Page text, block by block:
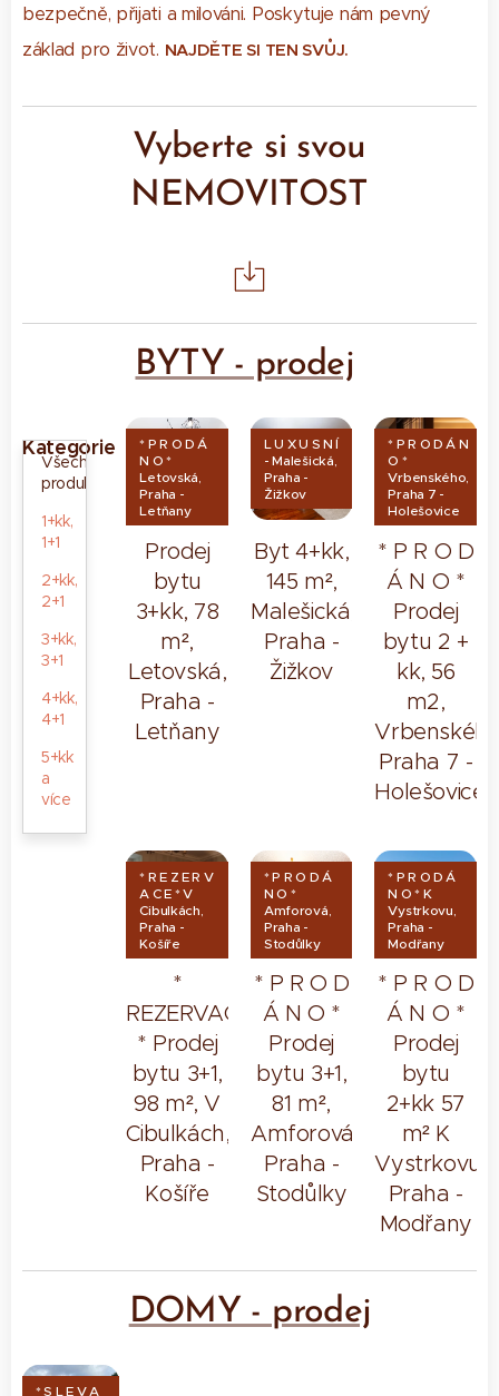
bezpečně, přijati a milováni. Poskytuje nám pevný
základ pro život. NAJDĚTE SI TEN SVŮJ.
Vyberte si svou
NEMOVITOST
BYTY - prodej
Kategorie
Všechny
produkty
1+kk,
1+1
2+kk,
2+1
3+kk,
3+1
4+kk,
4+1
5+kk
a
více
Prodej
bytu
3+kk, 78
m²,
Letovská,
Praha -
Letňany
* P R O D Á
N O *
Letovská,
Praha -
Letňany
Byt 4+kk,
145 m²,
Malešická,
Praha -
Žižkov
L U X U S N Í
- Malešická,
Praha -
Žižkov
* P R O D
Á N O *
Prodej
bytu 2 +
kk, 56
m2,
Praha 7 -
Holešovice
* P R O D Á N
O *
Vrbenského,
Praha 7 -
Holešovice
*
REZERVACE
* Prodej
bytu 3+1,
98 m², V
Cibulkách,
Praha -
Košíře
* R E Z E R V
A C E * V
Cibulkách,
Praha -
Košíře
* P R O D
Á N O *
Prodej
bytu 3+1,
81 m²,
Amforová,
Praha -
Stodůlky
* P R O D Á
N O *
Amforová,
Praha -
Stodůlky
* P R O D
Á N O *
Prodej
bytu
2+kk 57
m² K
Vystrkovu,
Praha -
Modřany
* P R O D Á
N O * K
Vystrkovu,
Praha -
Modřany
DOMY - prodej
* S L E V A